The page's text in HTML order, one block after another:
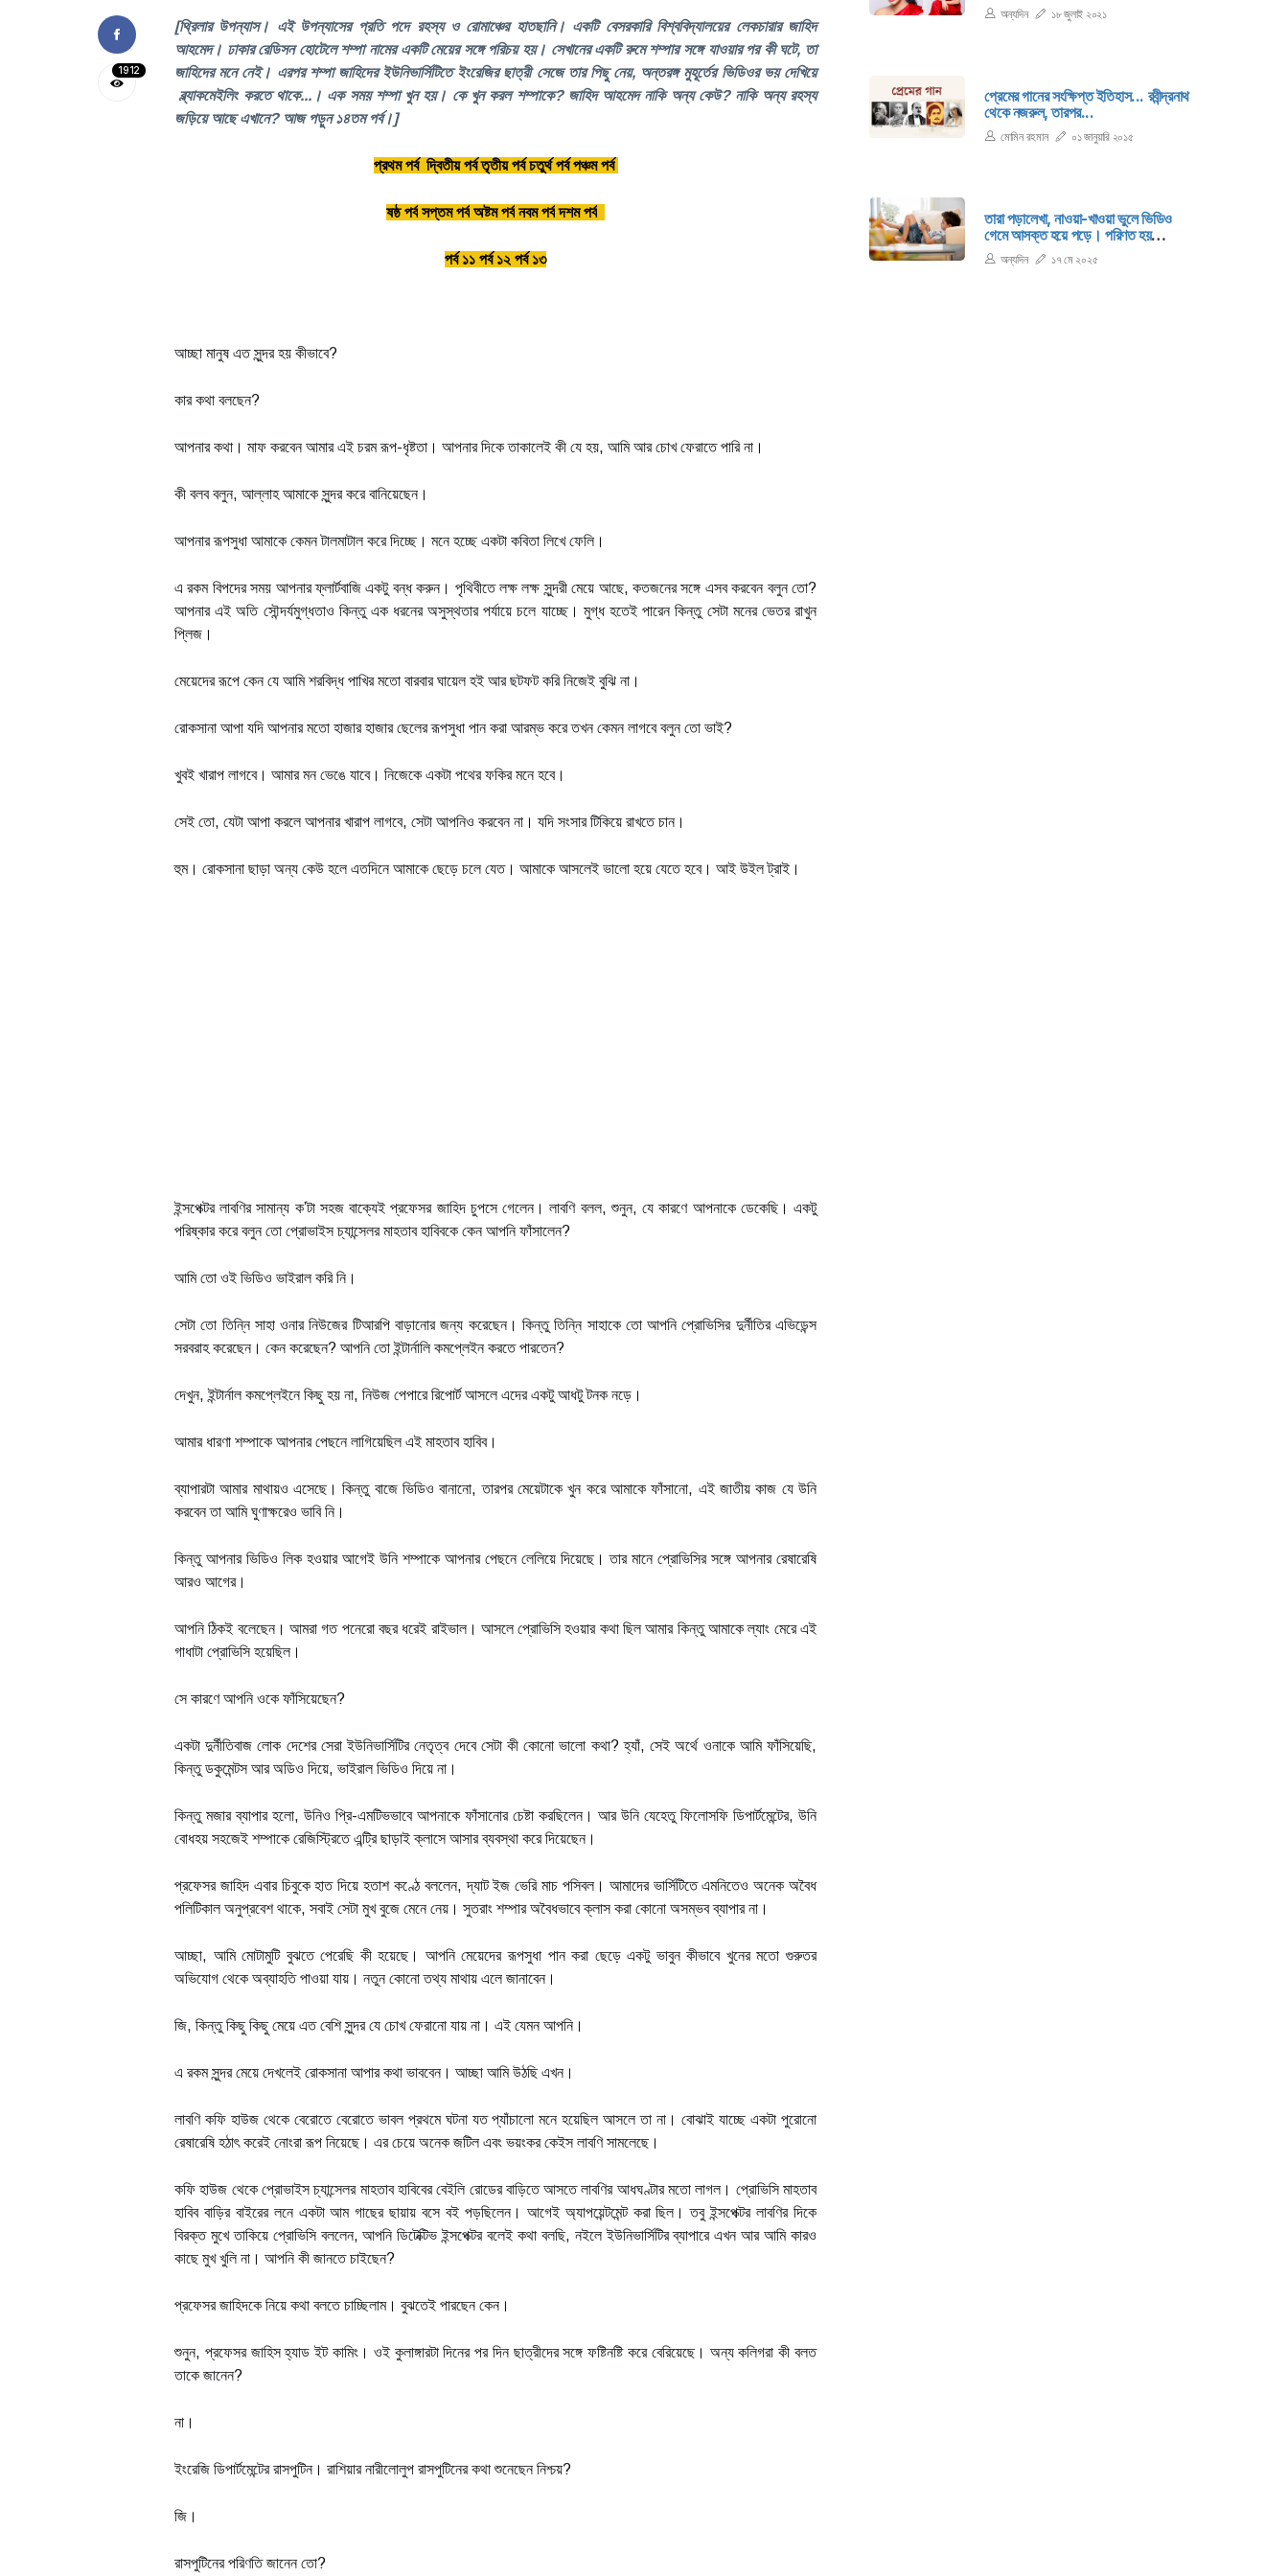
1912
[থ্রিলার উপন্যাস। এই উপন্যাসের প্রতি পদে রহস্য ও রোমাঞ্চের হাতছানি। একটি বেসরকারি বিশ্ববিদ্যালয়ের লেকচারার জাহিদ
আহমেদ। ঢাকার রেডিসন হোটেলে শম্পা নামের একটি মেয়ের সঙ্গে পরিচয় হয়। সেখানের একটি রুমে শম্পার সঙ্গে যাওয়ার পর কী ঘটে, তা
জাহিদের মনে নেই। এরপর শম্পা জাহিদের ইউনিভার্সিটিতে ইংরেজির ছাত্রী সেজে তার পিছু নেয়, অন্তরঙ্গ মুহূর্তের ভিডিওর ভয় দেখিয়ে
ব্ল্যাকমেইলিং করতে থাকে...। এক সময় শম্পা খুন হয়। কে খুন করল শম্পাকে? জাহিদ আহমেদ নাকি অন্য কেউ? নাকি অন্য রহস্য
জড়িয়ে আছে এখানে? আজ পড়ুন ১৪তম পর্ব।]
প্রথম পর্ব দ্বিতীয় পর্বতৃতীয় পর্বচতুর্থ পর্বপঞ্চম পর্ব
ষষ্ঠ পর্ব সপ্তম পর্ব অষ্টম পর্ব নবম পর্ব দশম পর্ব
পর্ব ১১ পর্ব ১২ পর্ব ১৩
আচ্ছা মানুষ এত সুন্দর হয় কীভাবে?
কার কথা বলছেন?
আপনার কথা। মাফ করবেন আমার এই চরম রূপ-ধৃষ্টতা। আপনার দিকে তাকালেই কী যে হয়, আমি আর চোখ ফেরাতে পারি না।
কী বলব বলুন, আল্লাহ আমাকে সুন্দর করে বানিয়েছেন।
আপনার রূপসুধা আমাকে কেমন টালমাটাল করে দিচ্ছে। মনে হচ্ছে একটা কবিতা লিখে ফেলি।
এ রকম বিপদের সময় আপনার ফ্লার্টবাজি একটু বন্ধ করুন। পৃথিবীতে লক্ষ লক্ষ সুন্দরী মেয়ে আছে, কতজনের সঙ্গে এসব করবেন বলুন তো?
আপনার এই অতি সৌন্দর্যমুগ্ধতাও কিন্তু এক ধরনের অসুস্থতার পর্যায়ে চলে যাচ্ছে। মুগ্ধ হতেই পারেন কিন্তু সেটা মনের ভেতর রাখুন
প্লিজ।
মেয়েদের রূপে কেন যে আমি শরবিদ্ধ পাখির মতো বারবার ঘায়েল হই আর ছটফট করি নিজেই বুঝি না।
রোকসানা আপা যদি আপনার মতো হাজার হাজার ছেলের রূপসুধা পান করা আরম্ভ করে তখন কেমন লাগবে বলুন তো ভাই?
খুবই খারাপ লাগবে। আমার মন ভেঙে যাবে। নিজেকে একটা পথের ফকির মনে হবে।
সেই তো, যেটা আপা করলে আপনার খারাপ লাগবে, সেটা আপনিও করবেন না। যদি সংসার টিকিয়ে রাখতে চান।
হুম। রোকসানা ছাড়া অন্য কেউ হলে এতদিনে আমাকে ছেড়ে চলে যেত। আমাকে আসলেই ভালো হয়ে যেতে হবে। আই উইল ট্রাই।
ইন্সপেক্টর লাবণির সামান্য ক’টা সহজ বাক্যেই প্রফেসর জাহিদ চুপসে গেলেন। লাবণি বলল, শুনুন, যে কারণে আপনাকে ডেকেছি। একটু
পরিষ্কার করে বলুন তো প্রোভাইস চ্যান্সেলর মাহতাব হাবিবকে কেন আপনি ফাঁসালেন?
আমি তো ওই ভিডিও ভাইরাল করি নি।
সেটা তো তিন্নি সাহা ওনার নিউজের টিআরপি বাড়ানোর জন্য করেছেন। কিন্তু তিন্নি সাহাকে তো আপনি প্রোভিসির দুর্নীতির এভিডেন্স
সরবরাহ করেছেন। কেন করেছেন? আপনি তো ইন্টার্নালি কমপ্লেইন করতে পারতেন?
দেখুন, ইন্টার্নাল কমপ্লেইনে কিছু হয় না, নিউজ পেপারে রিপোর্ট আসলে এদের একটু আধটু টনক নড়ে।
আমার ধারণা শম্পাকে আপনার পেছনে লাগিয়েছিল এই মাহতাব হাবিব।
ব্যাপারটা আমার মাথায়ও এসেছে। কিন্তু বাজে ভিডিও বানানো, তারপর মেয়েটাকে খুন করে আমাকে ফাঁসানো, এই জাতীয় কাজ যে উনি
করবেন তা আমি ঘুণাক্ষরেও ভাবি নি।
কিন্তু আপনার ভিডিও লিক হওয়ার আগেই উনি শম্পাকে আপনার পেছনে লেলিয়ে দিয়েছে। তার মানে প্রোভিসির সঙ্গে আপনার রেষারেষি
আরও আগের।
আপনি ঠিকই বলেছেন। আমরা গত পনেরো বছর ধরেই রাইভাল। আসলে প্রোভিসি হওয়ার কথা ছিল আমার কিন্তু আমাকে ল্যাং মেরে এই
গাধাটা প্রোভিসি হয়েছিল।
সে কারণে আপনি ওকে ফাঁসিয়েছেন?
একটা দুর্নীতিবাজ লোক দেশের সেরা ইউনিভার্সিটির নেতৃত্ব দেবে সেটা কী কোনো ভালো কথা? হ্যাঁ, সেই অর্থে ওনাকে আমি ফাঁসিয়েছি,
কিন্তু ডকুমেন্টস আর অডিও দিয়ে, ভাইরাল ভিডিও দিয়ে না।
কিন্তু মজার ব্যাপার হলো, উনিও প্রি-এমটিভভাবে আপনাকে ফাঁসানোর চেষ্টা করছিলেন। আর উনি যেহেতু ফিলোসফি ডিপার্টমেন্টের, উনি
বোধহয় সহজেই শম্পাকে রেজিস্ট্রিতে এন্ট্রি ছাড়াই ক্লাসে আসার ব্যবস্থা করে দিয়েছেন।
প্রফেসর জাহিদ এবার চিবুকে হাত দিয়ে হতাশ কণ্ঠে বললেন, দ্যাট ইজ ভেরি মাচ পসিবল। আমাদের ভার্সিটিতে এমনিতেও অনেক অবৈধ
পলিটিকাল অনুপ্রবেশ থাকে, সবাই সেটা মুখ বুজে মেনে নেয়। সুতরাং শম্পার অবৈধভাবে ক্লাস করা কোনো অসম্ভব ব্যাপার না।
আচ্ছা, আমি মোটামুটি বুঝতে পেরেছি কী হয়েছে। আপনি মেয়েদের রূপসুধা পান করা ছেড়ে একটু ভাবুন কীভাবে খুনের মতো গুরুতর
অভিযোগ থেকে অব্যাহতি পাওয়া যায়। নতুন কোনো তথ্য মাথায় এলে জানাবেন।
জি, কিন্তু কিছু কিছু মেয়ে এত বেশি সুন্দর যে চোখ ফেরানো যায় না। এই যেমন আপনি।
এ রকম সুন্দর মেয়ে দেখলেই রোকসানা আপার কথা ভাববেন। আচ্ছা আমি উঠছি এখন।
লাবণি কফি হাউজ থেকে বেরোতে বেরোতে ভাবল প্রথমে ঘটনা যত প্যাঁচালো মনে হয়েছিল আসলে তা না। বোঝাই যাচ্ছে একটা পুরোনো
রেষারেষি হঠাৎ করেই নোংরা রূপ নিয়েছে। এর চেয়ে অনেক জটিল এবং ভয়ংকর কেইস লাবণি সামলেছে।
কফি হাউজ থেকে প্রোভাইস চ্যান্সেলর মাহতাব হাবিবের বেইলি রোডের বাড়িতে আসতে লাবণির আধঘণ্টার মতো লাগল। প্রোভিসি মাহতাব
হাবিব বাড়ির বাইরের লনে একটা আম গাছের ছায়ায় বসে বই পড়ছিলেন। আগেই অ্যাপয়েন্টমেন্ট করা ছিল। তবু ইন্সপেক্টর লাবণির দিকে
বিরক্ত মুখে তাকিয়ে প্রোভিসি বললেন, আপনি ডিটেক্টিভ ইন্সপেক্টর বলেই কথা বলছি, নইলে ইউনিভার্সিটির ব্যাপারে এখন আর আমি কারও
কাছে মুখ খুলি না। আপনি কী জানতে চাইছেন?
প্রফেসর জাহিদকে নিয়ে কথা বলতে চাচ্ছিলাম। বুঝতেই পারছেন কেন।
শুনুন, প্রফেসর জাহিস হ্যাড ইট কামিং। ওই কুলাঙ্গারটা দিনের পর দিন ছাত্রীদের সঙ্গে ফষ্টিনষ্টি করে বেরিয়েছে। অন্য কলিগরা কী বলত
তাকে জানেন?
না।
ইংরেজি ডিপার্টমেন্টের রাসপুটিন। রাশিয়ার নারীলোলুপ রাসপুটিনের কথা শুনেছেন নিশ্চয়?
জি।
রাসপুটিনের পরিণতি জানেন তো?
আইয়ের একটি অনুষ্ঠানে অংশগ্রহণ করার সময়
রাজুর দৃষ্টি কাড়েন প্রিয়মণি।
অন্যদিন ১৮ জুলাই ২০২১
প্রেমের গানের সংক্ষিপ্ত ইতিহাস... রবীন্দ্রনাথ
থেকে নজরুল, তারপর...
মোমিন রহমান ০১ জানুয়ারি ২০১৫
তারা পড়ালেখা, নাওয়া-খাওয়া ভুলে ভিডিও
গেমে আসক্ত হয়ে পড়ে। পরিণত হয়
মনোরোগীতে। এই রোগটির নাম গেমিং
ডিসঅর্ডার বা ইন্টারনেট গেমিং ডিসঅর্ডার।
অন্যদিন ১৭ মে ২০২৫